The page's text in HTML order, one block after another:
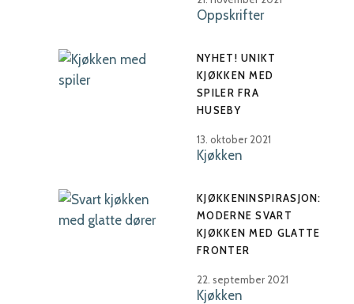
Oppskrifter
NYHET! UNIKT
KJØKKEN MED
SPILER FRA
HUSEBY
13. oktober 2021
Kjøkken
KJØKKENINSPIRASJON:
MODERNE SVART
KJØKKEN MED GLATTE
FRONTER
22. september 2021
Kjøkken